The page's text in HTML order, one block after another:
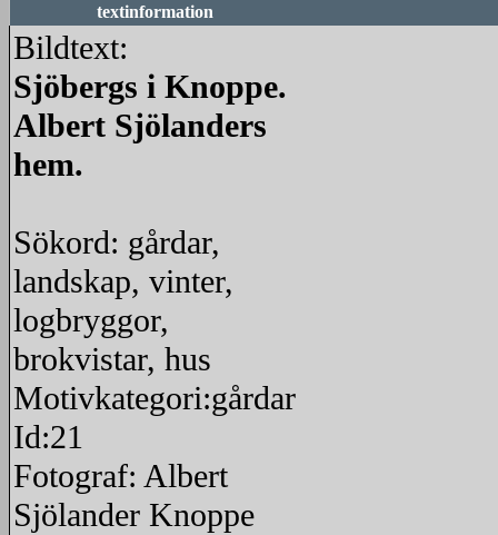
textinformation
Bildtext:
Sjöbergs i Knoppe.
Albert Sjölanders
hem.
Sökord: gårdar,
landskap, vinter,
logbryggor,
brokvistar, hus
Motivkategori:gårdar
Id:21
Fotograf: Albert
Sjölander Knoppe